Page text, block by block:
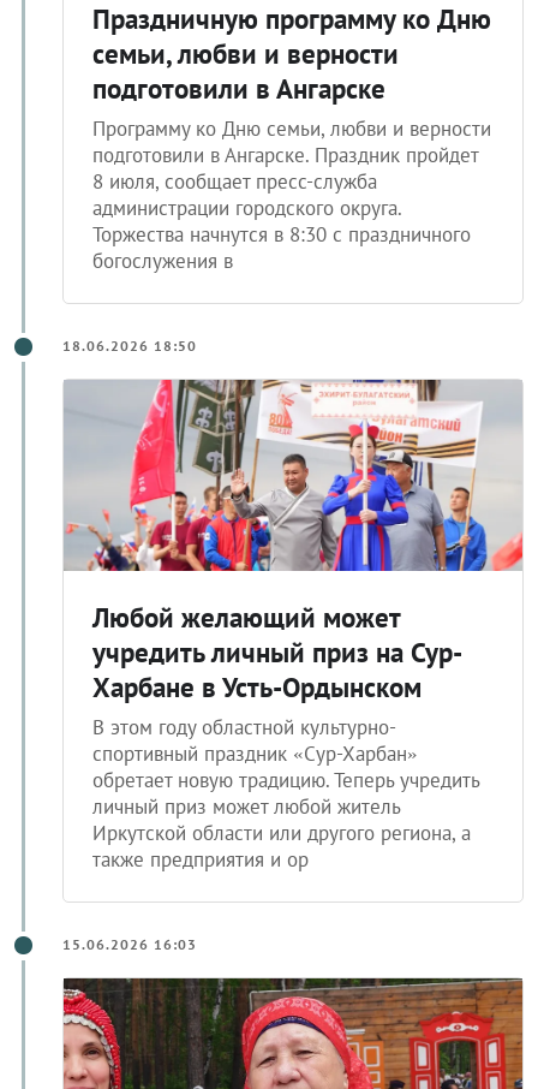
Праздничную программу ко Дню
семьи, любви и верности
подготовили в Ангарске
Программу ко Дню семьи, любви и верности
подготовили в Ангарске. Праздник пройдет
8 июля, сообщает пресс-служба
администрации городского округа.
Торжества начнутся в 8:30 с праздничного
богослужения в
18.06.2026 18:50
Любой желающий может
учредить личный приз на Сур-
Харбане в Усть-Ордынском
В этом году областной культурно-
спортивный праздник «Сур-Харбан»
обретает новую традицию. Теперь учредить
личный приз может любой житель
Иркутской области или другого региона, а
также предприятия и ор
15.06.2026 16:03